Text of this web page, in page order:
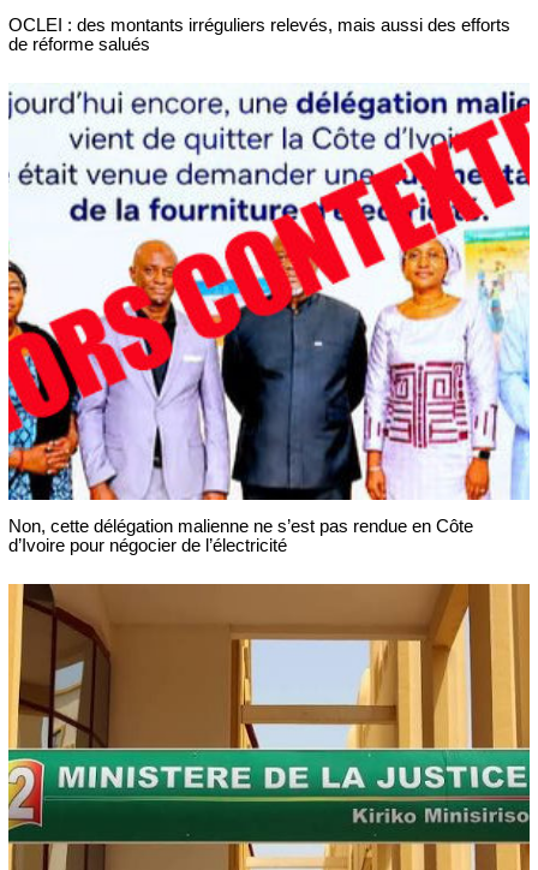
OCLEI : des montants irréguliers relevés, mais aussi des efforts
de réforme salués
Non, cette délégation malienne ne s’est pas rendue en Côte
d’Ivoire pour négocier de l’électricité